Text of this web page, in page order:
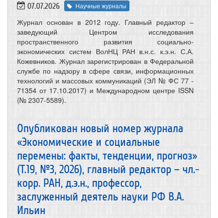
07.07.2026 Научные журналы
Журнал основан в 2012 году. Главный редактор –
заведующий Центром исследования
пространственного развития социально-
экономических систем ВолНЦ РАН в.н.с. к.э.н. С.А.
Кожевников. Журнал зарегистрирован в Федеральной
службе по надзору в сфере связи, информационных
технологий и массовых коммуникаций (ЭЛ № ФС 77 -
71354 от 17.10.2017) и Международном центре ISSN
(№ 2307-5589).
Опубликован новый номер журнала
«Экономические и социальные
перемены: факты, тенденции, прогноз»
(Т.19, №3, 2026), главный редактор – чл.-
корр. РАН, д.э.н., профессор,
заслуженный деятель науки РФ В.А.
Ильин